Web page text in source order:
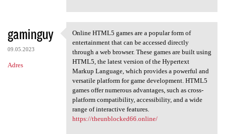
gaminguy
09.05.2023
Adres
Online HTML5 games are a
Online HTML5 games are a popular form of
entertainment that can be accessed directly
through a web browser. These games are built using
HTML5, the latest version of the Hypertext
Markup Language, which provides a powerful and
versatile platform for game development. HTML5
games offer numerous advantages, such as cross-
platform compatibility, accessibility, and a wide
range of interactive features.
https://theunblocked66.online/